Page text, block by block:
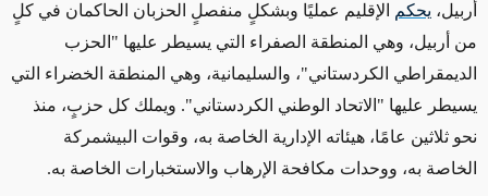
أربيل، يحكم
الإقليم عمليًا وبشكلٍ منفصلٍ الحزبان الحاكمان في كلٍ
من أربيل، وهي المنطقة الصفراء التي يسيطر عليها "الحزب
الديمقراطي الكردستاني"، والسليمانية، وهي المنطقة الخضراء التي
يسيطر عليها "الاتحاد الوطني الكردستاني". ويملك كل حزبٍ، منذ
نحو ثلاثين عامًا، هيئاته الإدارية الخاصة به، وقوات البيشمركة
الخاصة به، ووحدات مكافحة الإرهاب والاستخبارات الخاصة به.